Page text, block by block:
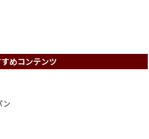
めコンテンツ
ン